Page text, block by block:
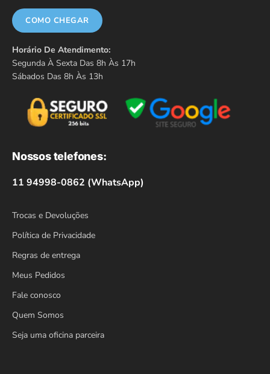
COMO CHEGAR
Horário De Atendimento:
Segunda À Sexta Das 8h Às 17h
Sábados Das 8h Às 13h
Nossos telefones:
11 94998-0862 (WhatsApp)
Trocas e Devoluções
Política de Privacidade
Regras de entrega
Meus Pedidos
Fale conosco
Quem Somos
Seja uma oficina parceira